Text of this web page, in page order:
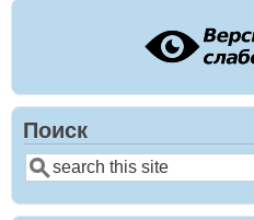
Поиск
Поиск